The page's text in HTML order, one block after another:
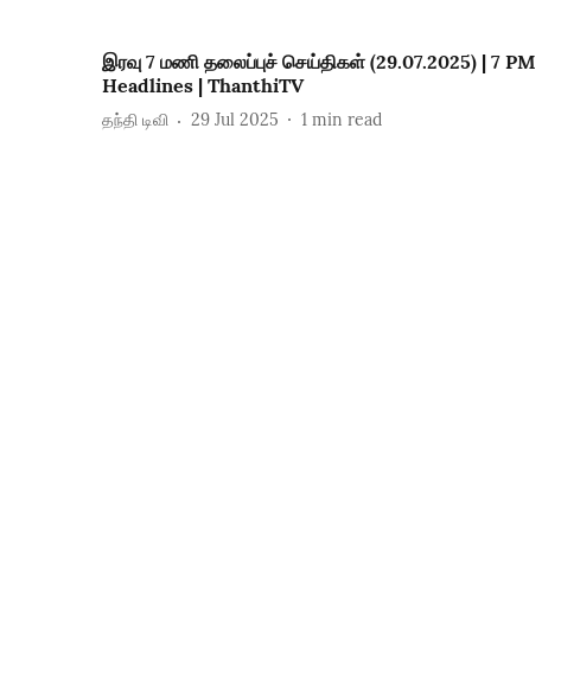
இரவு 7 மணி தலைப்புச் செய்திகள் (29.07.2025) | 7 PM
Headlines | ThanthiTV
தந்தி டிவி 29 Jul 2025 1 min read